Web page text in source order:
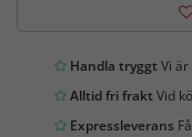
Handla tryggtVi
Alltid fri fraktVid
Expressleverans